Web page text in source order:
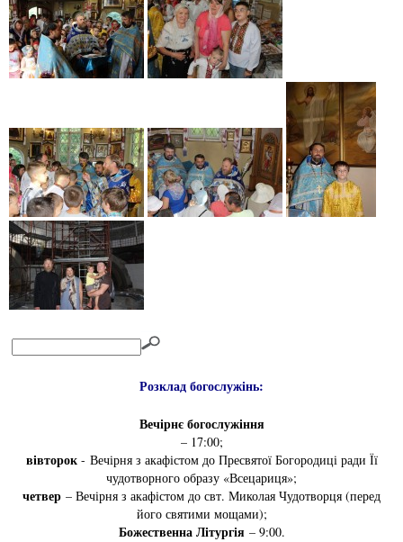
Розклад богослужінь:
Вечірнє богослужіння
– 17:00;
вівторок- Вечірня з акафістом до Пресвятої Богородиці ради Її
чудотворного образу «Всецариця»;
четвер – Вечірня з акафістом до свт. Миколая Чудотворця (перед
його святими мощами);
Божественна Літургія– 9:00.